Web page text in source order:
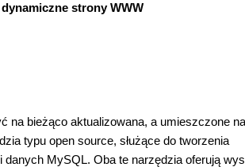
strony WWW
na bieżąco aktualizowana, a umieszczone
typu open source, służące do tworzenia
MySQL. Oba te narzędzia oferują